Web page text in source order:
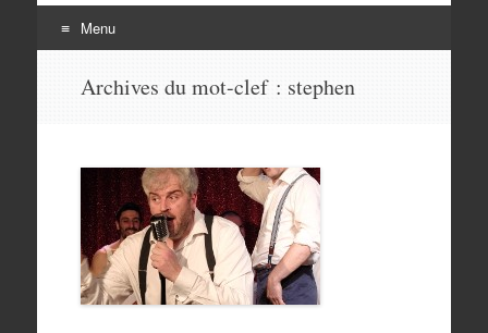
Menu
Archives du mot-clef : stephen